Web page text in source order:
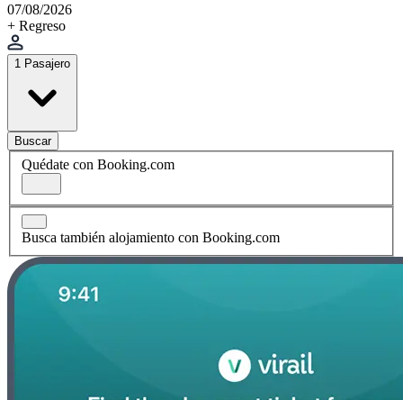
07/08/2026
+ Regreso
1 Pasajero
Buscar
Quédate con Booking.com
Busca también alojamiento con Booking.com